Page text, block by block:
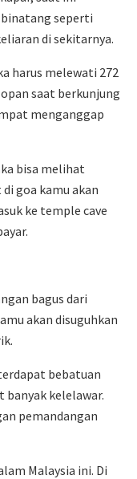
binatang seperti
di sekitarnya.
harus melewati 272
saat berkunjung
menganggap
bisa melihat
goa kamu akan
ke temple cave
bagus dari
akan disuguhkan
bebatuan
banyak kelelawar.
pemandangan
Malaysia ini. Di